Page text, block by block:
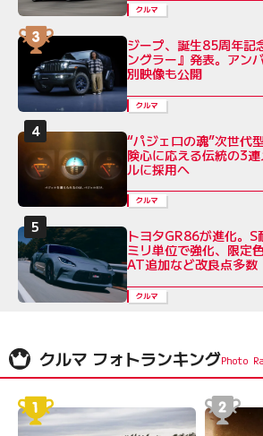
クルマ
ジープ、誕生85周年記
ングラー』発表。アン
別映像も公開
クルマ
“パジェロの魂”次世代
険心に応える伝統の3
ルに採用へ
クルマ
トヨタGR86が進化。
ミリ単位で強化、限定
AT追加など改良点多数
クルマ
クルマ フォトランキング